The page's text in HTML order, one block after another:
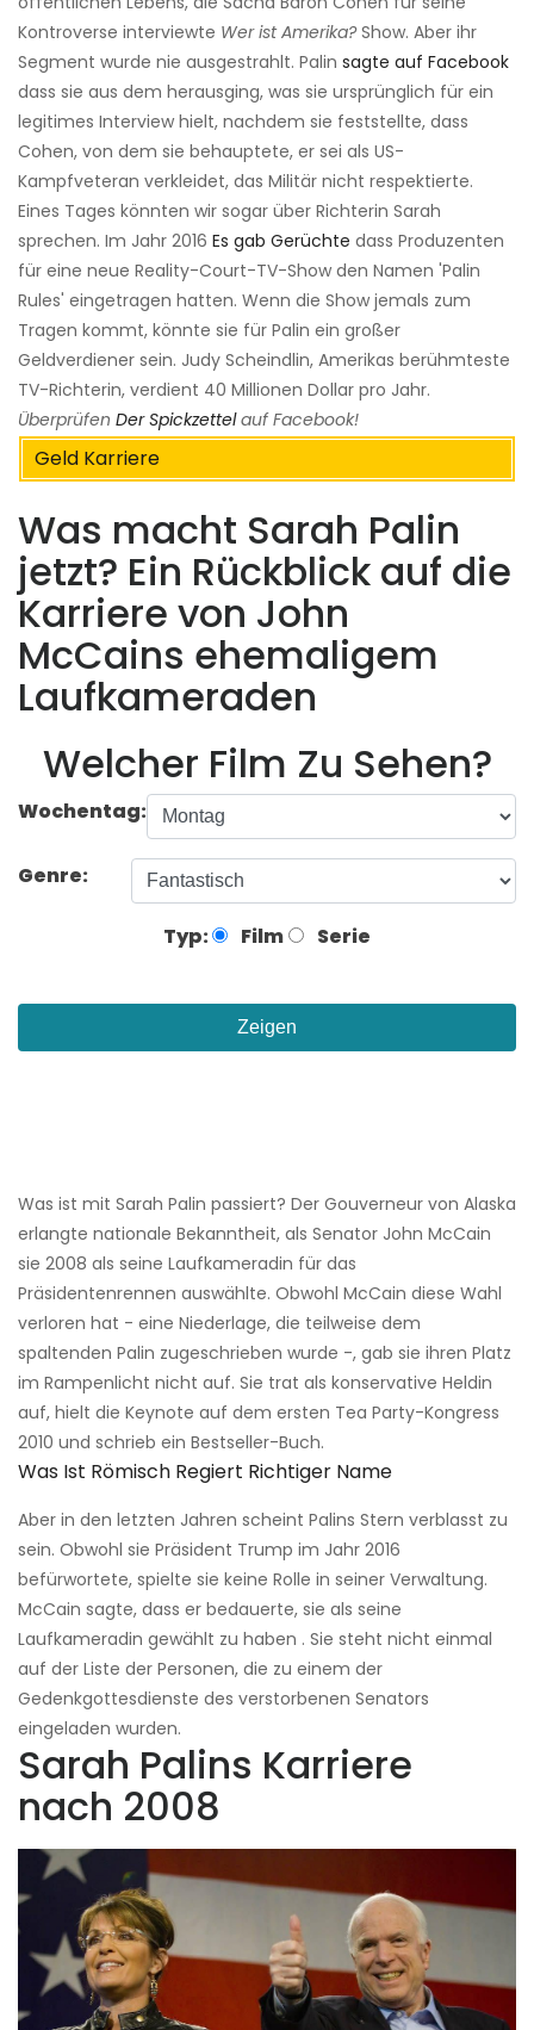
Kontroverse interviewte Wer ist Amerika?Show. Aber ihr
Segment wurde nie ausgestrahlt. Palin sagte auf Facebook
dass sie aus dem herausging, was sie ursprünglich für ein
legitimes Interview hielt, nachdem sie feststellte, dass
Cohen, von dem sie behauptete, er sei als US-
Kampfveteran verkleidet, das Militär nicht respektierte.
Eines Tages könnten wir sogar über Richterin Sarah
sprechen. Im Jahr 2016 Es gab Gerüchte dass Produzenten
für eine neue Reality-Court-TV-Show den Namen 'Palin
Rules' eingetragen hatten. Wenn die Show jemals zum
Tragen kommt, könnte sie für Palin ein großer
Geldverdiener sein. Judy Scheindlin, Amerikas berühmteste
TV-Richterin, verdient 40 Millionen Dollar pro Jahr.
Überprüfen Der Spickzettelauf Facebook!
Geld Karriere
Was macht Sarah Palin
jetzt? Ein Rückblick auf die
Karriere von John
McCains ehemaligem
Laufkameraden
Welcher Film Zu Sehen?
Wochentag:
Genre:
Typ: Film Serie
Zeigen
Was ist mit Sarah Palin passiert? Der Gouverneur von Alaska
erlangte nationale Bekanntheit, als Senator John McCain
sie 2008 als seine Laufkameradin für das
Präsidentenrennen auswählte. Obwohl McCain diese Wahl
verloren hat - eine Niederlage, die teilweise dem
spaltenden Palin zugeschrieben wurde -, gab sie ihren Platz
im Rampenlicht nicht auf. Sie trat als konservative Heldin
auf, hielt die Keynote auf dem ersten Tea Party-Kongress
2010 und schrieb ein Bestseller-Buch.
Was Ist Römisch Regiert Richtiger Name
Aber in den letzten Jahren scheint Palins Stern verblasst zu
sein. Obwohl sie Präsident Trump im Jahr 2016
befürwortete, spielte sie keine Rolle in seiner Verwaltung.
McCain sagte, dass er bedauerte, sie als seine
Laufkameradin gewählt zu haben . Sie steht nicht einmal
auf der Liste der Personen, die zu einem der
Gedenkgottesdienste des verstorbenen Senators
eingeladen wurden.
Sarah Palins Karriere
nach 2008